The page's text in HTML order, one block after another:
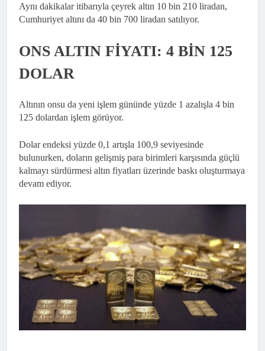
Aynı dakikalar itibarıyla çeyrek altın 10 bin 210 liradan,
Cumhuriyet altını da 40 bin 700 liradan satılıyor.
ONS ALTIN FİYATI: 4 BİN 125
DOLAR
Altının onsu da yeni işlem gününde yüzde 1 azalışla 4 bin
125 dolardan işlem görüyor.
Dolar endeksi yüzde 0,1 artışla 100,9 seviyesinde
bulunurken, doların gelişmiş para birimleri karşısında güçlü
kalmayı sürdürmesi altın fiyatları üzerinde baskı oluşturmaya
devam ediyor.